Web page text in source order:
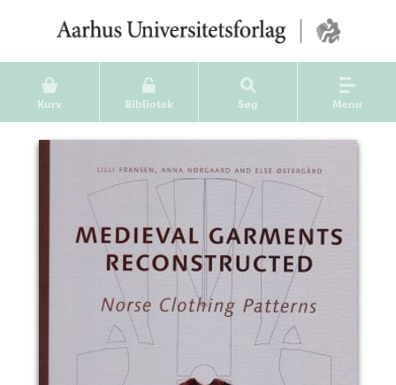
Kurv Bibliotek Søg Menu